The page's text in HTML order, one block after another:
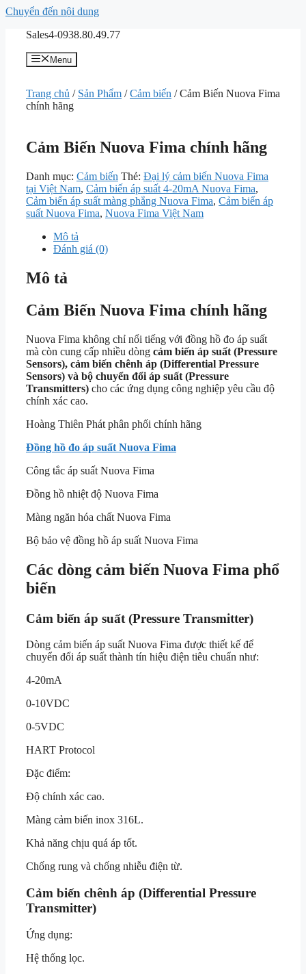
Chuyển đến nội dung
Sales4-0938.80.49.77
Menu
Trang chủ / Sản Phẩm /Cảm biến / Cảm Biến Nuova Fima
chính hãng
Cảm Biến Nuova Fima chính hãng
Danh mục: Cảm biến Thẻ: Đại lý cảm biến Nuova Fima
tại Việt Nam, Cảm biến áp suất 4-20mA Nuova Fima,
Cảm biến áp suất màng phẳng Nuova Fima, Cảm biến áp
suất Nuova Fima, Nuova Fima Việt Nam
Mô tả
Đánh giá (0)
Mô tả
Cảm Biến Nuova Fima chính hãng
Nuova Fima không chỉ nổi tiếng với đồng hồ đo áp suất
mà còn cung cấp nhiều dòng cảm biến áp suất (Pressure
Sensors), cảm biến chênh áp (Differential Pressure
Sensors) và bộ chuyển đổi áp suất (Pressure
Transmitters) cho các ứng dụng công nghiệp yêu cầu độ
chính xác cao.
Hoàng Thiên Phát phân phối chính hãng
Đồng hồ đo áp suất Nuova Fima
Công tắc áp suất Nuova Fima
Đồng hồ nhiệt độ Nuova Fima
Màng ngăn hóa chất Nuova Fima
Bộ bảo vệ đồng hồ áp suất Nuova Fima
Các dòng cảm biến Nuova Fima phổ
biến
Cảm biến áp suất (Pressure Transmitter)
Dòng cảm biến áp suất Nuova Fima được thiết kế để
chuyển đổi áp suất thành tín hiệu điện tiêu chuẩn như:
4-20mA
0-10VDC
0-5VDC
HART Protocol
Đặc điểm:
Độ chính xác cao.
Màng cảm biến inox 316L.
Khả năng chịu quá áp tốt.
Chống rung và chống nhiễu điện từ.
Cảm biến chênh áp (Differential Pressure
Transmitter)
Ứng dụng:
Hệ thống lọc.